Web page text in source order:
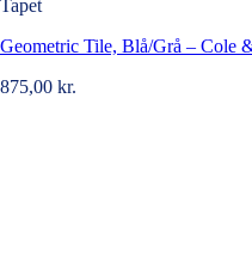
Tapet
Geometric Tile, Blå/Grå – Cole
875,00 kr.